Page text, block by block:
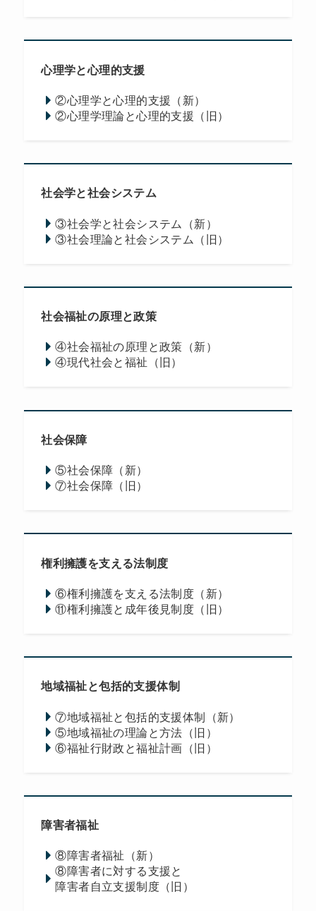
心理学と心理的支援
②心理学と心理的支援（新）
②心理学理論と心理的支援（旧）
社会学と社会システム
③社会学と社会システム（新）
③社会理論と社会システム（旧）
社会福祉の原理と政策
④社会福祉の原理と政策（新）
④現代社会と福祉（旧）
社会保障
⑤社会保障（新）
⑦社会保障（旧）
権利擁護を支える法制度
⑥権利擁護を支える法制度（新）
⑪権利擁護と成年後見制度（旧）
地域福祉と包括的支援体制
⑦地域福祉と包括的支援体制（新）
⑤地域福祉の理論と方法（旧）
⑥福祉行財政と福祉計画（旧）
障害者福祉
⑧障害者福祉（新）
⑧障害者に対する支援と
障害者自立支援制度（旧）